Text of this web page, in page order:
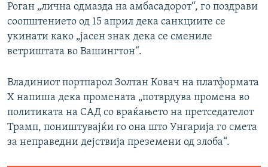
Роган „лична одмазда на амбасадорот“, го поздрави
соопштението од 15 април дека санкциите се
укинати како „јасен знак дека се смениле
ветриштата во Вашингтон“.
Владиниот портпарол Золтан Ковач на платформата
X напиша дека промената „потврдува промена во
политиката на САД со враќањето на претседателот
Трамп, поништувајќи го она што Унгарија го смета
за неправедни дејствија преземени од злоба“.